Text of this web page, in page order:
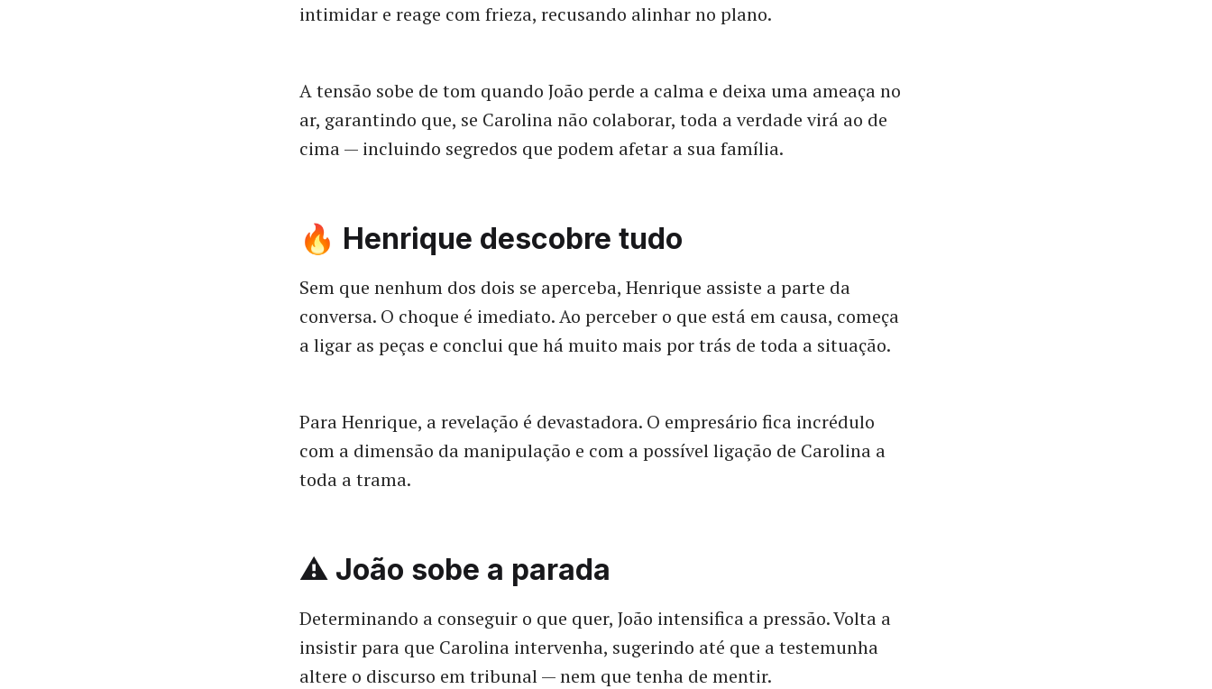
intimidar e reage com frieza, recusando alinhar no plano.
A tensão sobe de tom quando João perde a calma e deixa uma ameaça no
ar, garantindo que, se Carolina não colaborar, toda a verdade virá ao de
cima — incluindo segredos que podem afetar a sua família.
🔥 Henrique descobre tudo
Sem que nenhum dos dois se aperceba, Henrique assiste a parte da
conversa. O choque é imediato. Ao perceber o que está em causa, começa
a ligar as peças e conclui que há muito mais por trás de toda a situação.
Para Henrique, a revelação é devastadora. O empresário fica incrédulo
com a dimensão da manipulação e com a possível ligação de Carolina a
toda a trama.
⚠️ João sobe a parada
Determinando a conseguir o que quer, João intensifica a pressão. Volta a
insistir para que Carolina intervenha, sugerindo até que a testemunha
altere o discurso em tribunal — nem que tenha de mentir.